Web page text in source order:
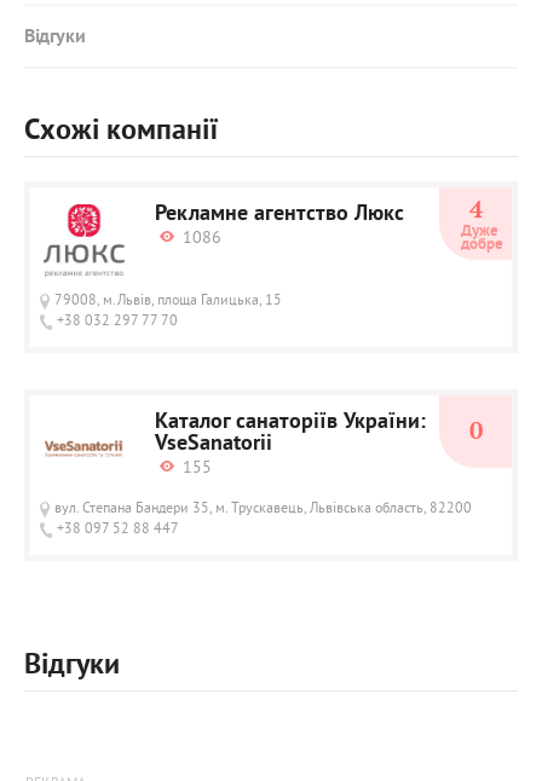
Відгуки
Схожі компанії
Рекламне агентство Люкс
1086
79008, м.Львів, площа Галицька, 15
+38 032 297 77 70
4
Дуже
добре
Каталог санаторіїв України:
VseSanatorii
155
вул. Степана Бандери 35, м. Трускавець, Львівська область, 82200
+38 097 52 88 447
0
Відгуки